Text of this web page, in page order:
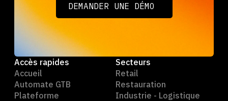
DEMANDER UNE DÉMO
DEMANDER UNE DÉMO
Accès rapides
Accueil
Automate GTB
Plateforme
Secteurs
Retail
Restauration
Industrie - Logistique